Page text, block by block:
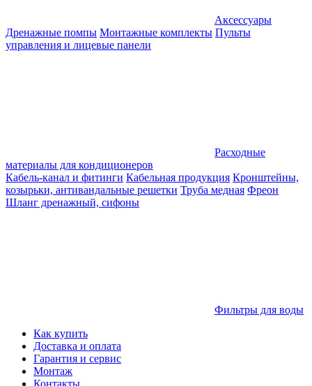
Аксессуары
Дренажные помпы Монтажные комплекты Пульты
управления и лицевые панели
Расходные
материалы для кондиционеров
Кабель-канал и фитинги Кабельная продукция Кронштейны,
козырьки, антивандальные решетки Труба медная Фреон
Шланг дренажный, сифоны
Фильтры для воды
Как купить
Доставка и оплата
Гарантия и сервис
Монтаж
Контакты